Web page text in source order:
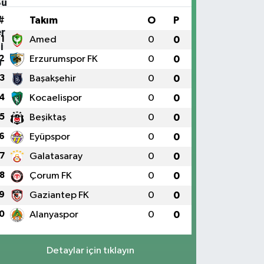
Takım O P
1 Amed 0 0
Erzurumspor FK 0 0
3 Başakşehir 0 0
Kocaelispor 0 0
5 Beşiktaş 0 0
Eyüpspor 0 0
7 Galatasaray 0 0
8 Çorum FK 0 0
Gaziantep FK 0 0
Alanyaspor 0 0
Detaylar için tıklayın